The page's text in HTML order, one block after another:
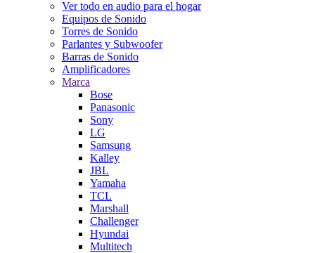
Ver todo en audio para el hogar
Equipos de Sonido
Torres de Sonido
Parlantes y Subwoofer
Barras de Sonido
Amplificadores
Marca
Bose
Panasonic
Sony
LG
Samsung
Kalley
JBL
Yamaha
TCL
Marshall
Challenger
Hyundai
Multitech